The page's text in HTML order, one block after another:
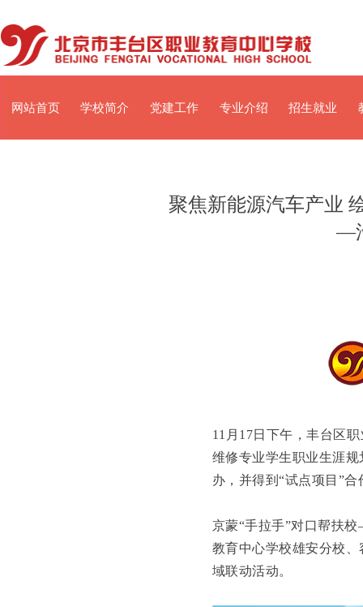
网站首页 学校简介 党建工作 专业介绍 招生就业
聚焦新能源汽车产业
—
11月17日下午，丰台区
维修专业学生职业生涯
办，并得到“试点项目”
京蒙“手拉手”对口帮扶
教育中心学校雄安分校
域联动活动。